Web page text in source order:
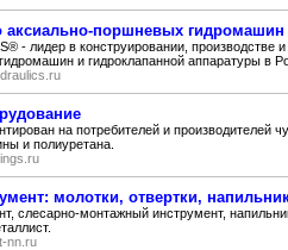
аксиально-поршневых гидромашин
- лидер в конструировании,
и гидроклапанной аппаратуры в
на потребителей и производителей
и полиуретана.
молотки, отвертки,
слесарно-монтажный инструмент,
nn.ru